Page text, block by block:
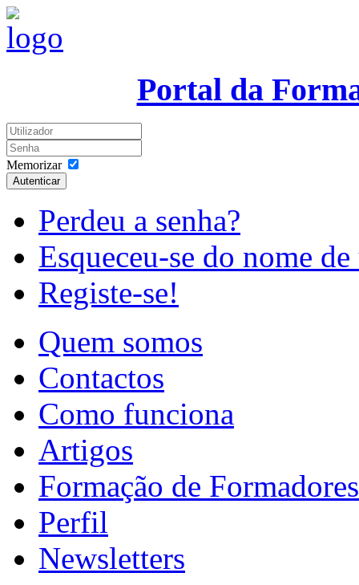
Portal da
Memorizar
Autenticar
Perdeu a senha?
Esqueceu-se do nome
Registe-se!
Quem somos
Contactos
Como funciona
Artigos
Formação de Formadores
Perfil
Newsletters